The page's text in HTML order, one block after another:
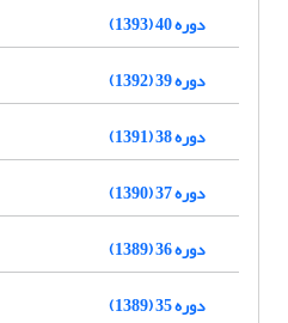
دوره 40 (1393)
دوره 39 (1392)
دوره 38 (1391)
دوره 37 (1390)
دوره 36 (1389)
دوره 35 (1389)